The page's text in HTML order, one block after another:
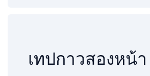
เทปกาวสองหน้า